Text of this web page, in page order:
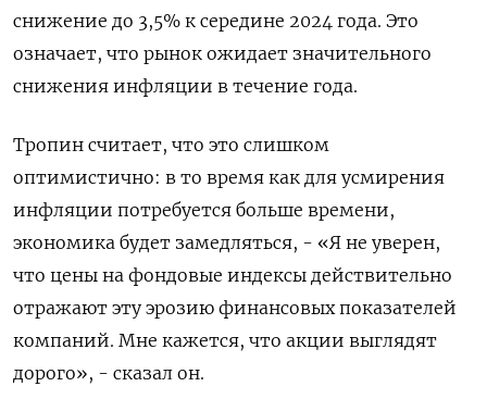
снижение до 3,5% к середине 2024 года. Это
означает, что рынок ожидает значительного
снижения инфляции в течение года.
Тропин считает, что это слишком
оптимистично: в то время как для усмирения
инфляции потребуется больше времени,
экономика будет замедляться, - «Я не уверен,
что цены на фондовые индексы действительно
отражают эту эрозию финансовых показателей
компаний. Мне кажется, что акции выглядят
дорого», - сказал он.